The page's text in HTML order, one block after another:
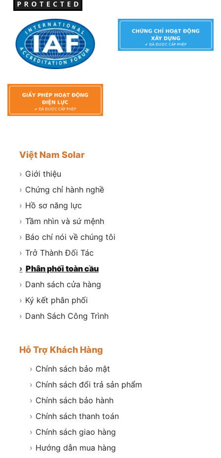
Việt Nam Solar
› Giới thiệu
› Chứng chỉ hành nghề
› Hồ sơ năng lực
› Tầm nhìn và sứ mệnh
› Báo chí nói về chúng tôi
› Trở Thành Đối Tác
› Phân phối toàn cầu
› Danh sách cửa hàng
› Ký kết phân phối
› Danh Sách Công Trình
Hỗ Trợ Khách Hàng
› Chính sách bảo mật
› Chính sách đổi trả sản phẩm
› Chính sách bảo hành
› Chính sách thanh toán
› Chính sách giao hàng
› Hướng dẫn mua hàng